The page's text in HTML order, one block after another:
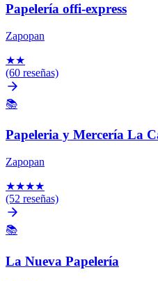
Papelería offi-express
Zapopan
★★
(60 reseñas)
📚
Papeleria y Mercería La
Zapopan
★★★★
(52 reseñas)
📚
La Nueva Papelería